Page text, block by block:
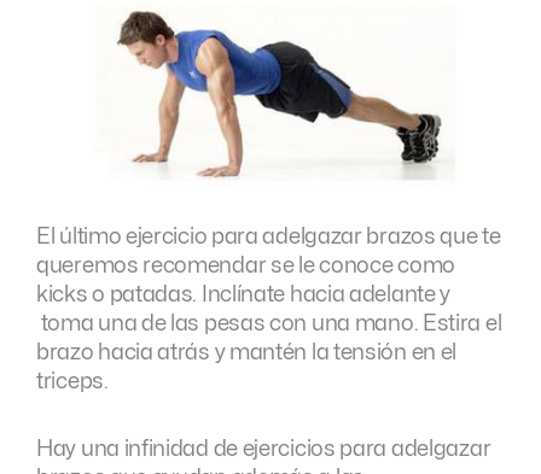
El último ejercicio para adelgazar brazos que te
queremos recomendar se le conoce como
kicks o patadas. Inclínate hacia adelante y
toma una de las pesas con una mano. Estira el
brazo hacia atrás y mantén la tensión en el
triceps.
Hay una infinidad de ejercicios para adelgazar